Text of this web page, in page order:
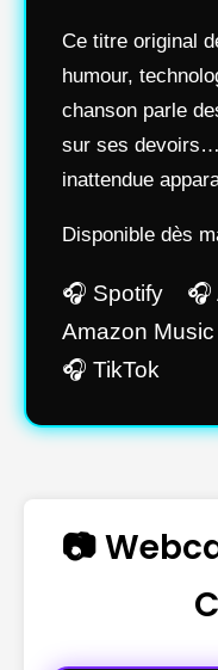
Ce titre original
humour,
chanson parle
sur ses
inattendue
Disponible dès
🎧 Spotify 🎧
Amazon
🎧 TikTok
📷